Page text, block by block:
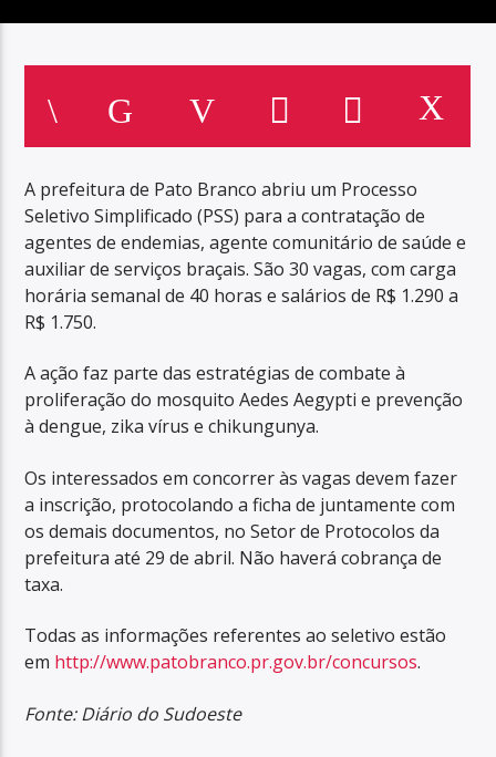
A prefeitura de Pato Branco abriu um Processo
Seletivo Simplificado (PSS) para a contratação de
agentes de endemias, agente comunitário de saúde e
auxiliar de serviços braçais. São 30 vagas, com carga
horária semanal de 40 horas e salários de R$ 1.290 a
R$ 1.750.
A ação faz parte das estratégias de combate à
proliferação do mosquito Aedes Aegypti e prevenção
à dengue, zika vírus e chikungunya.
Os interessados em concorrer às vagas devem fazer
a inscrição, protocolando a ficha de juntamente com
os demais documentos, no Setor de Protocolos da
prefeitura até 29 de abril. Não haverá cobrança de
taxa.
Todas as informações referentes ao seletivo estão
em http://www.patobranco.pr.gov.br/concursos.
Fonte: Diário do Sudoeste